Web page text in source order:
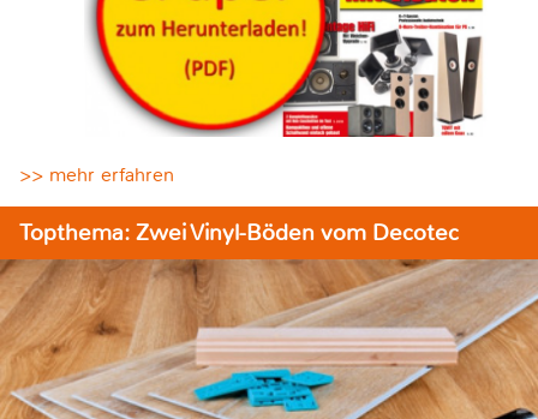
>> mehr erfahren
Topthema: Zwei Vinyl-Böden vom Decotec